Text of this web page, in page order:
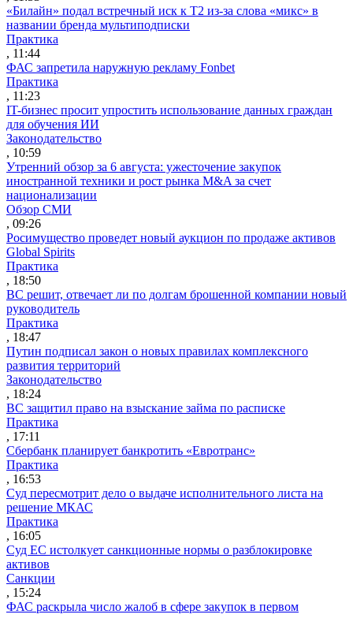
«Билайн» подал встречный иск к Т2 из-за слова «микс» в
названии бренда мультиподписки
Практика
, 11:44
ФАС запретила наружную рекламу Fonbet
Практика
, 11:23
IT-бизнес просит упростить использование данных граждан
для обучения ИИ
Законодательство
, 10:59
Утренний обзор за 6 августа: ужесточение закупок
иностранной техники и рост рынка M&A за счет
национализации
Обзор СМИ
, 09:26
Росимущество проведет новый аукцион по продаже активов
Global Spirits
Практика
, 18:50
ВС решит, отвечает ли по долгам брошенной компании новый
руководитель
Практика
, 18:47
Путин подписал закон о новых правилах комплексного
развития территорий
Законодательство
, 18:24
ВС защитил право на взыскание займа по расписке
Практика
, 17:11
Сбербанк планирует банкротить «Евротранс»
Практика
, 16:53
Суд пересмотрит дело о выдаче исполнительного листа на
решение МКАС
Практика
, 16:05
Суд ЕС истолкует санкционные нормы о разблокировке
активов
Санкции
, 15:24
ФАС раскрыла число жалоб в сфере закупок в первом